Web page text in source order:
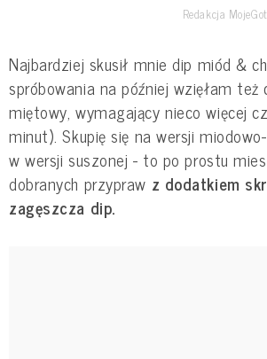
Redakcja
Najbardziej skusił mnie dip miód &
spróbowania na później wzięłam też
miętowy, wymagający nieco więcej
minut). Skupię się na wersji
w wersji suszonej - to po prostu
dobranych przypraw z dodatkiem
zagęszcza dip.